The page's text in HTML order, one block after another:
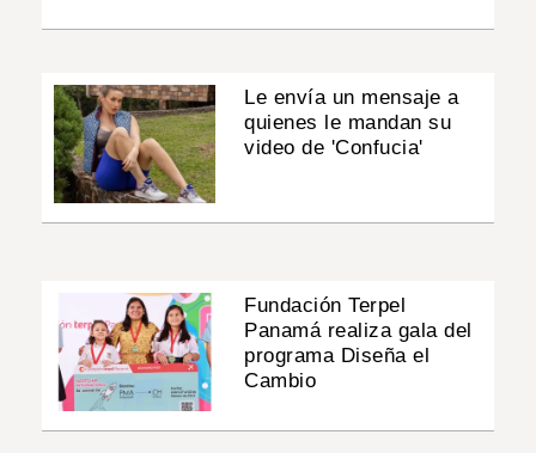
Le envía un mensaje a
quienes le mandan su
video de 'Confucia'
Fundación Terpel
Panamá realiza gala del
programa Diseña el
Cambio